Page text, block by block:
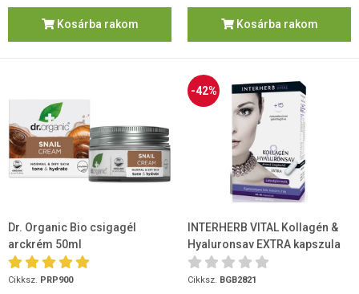
Kosárba rakom Kosárba rakom
Dr. Organic Bio csigagél
arckrém 50ml
Cikksz. PRP900
-42%
INTERHERB VITAL Kollagén &
Hyaluronsav EXTRA kapszula
30db
Cikksz. BGB2821